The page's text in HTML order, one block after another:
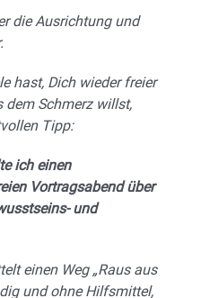
die Ausrichtung und
hast, Dich wieder freier
dem Schmerz willst,
Tipp:
ich einen
Vortragsabend über
und
einen Weg „Raus aus
und ohne Hilfsmittel,